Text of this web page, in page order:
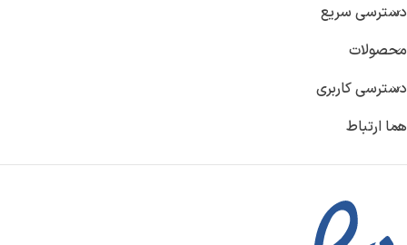
دسترسی سریع
محصولات
دسترسی کاربری
هما ارتباط